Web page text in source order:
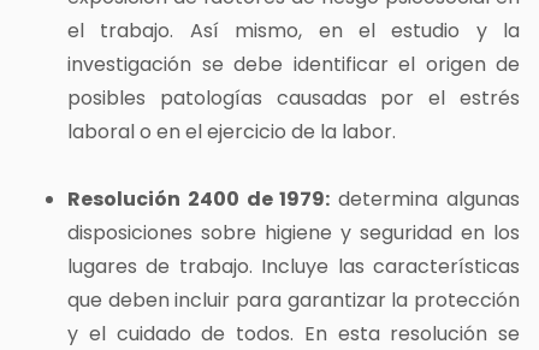
el trabajo. Así mismo, en el estudio y la
investigación se debe identificar el origen de
posibles patologías causadas por el estrés
laboral o en el ejercicio de la labor.
Resolución 2400 de 1979: determina algunas
disposiciones sobre higiene y seguridad en los
lugares de trabajo. Incluye las características
que deben incluir para garantizar la protección
y el cuidado de todos. En esta resolución se